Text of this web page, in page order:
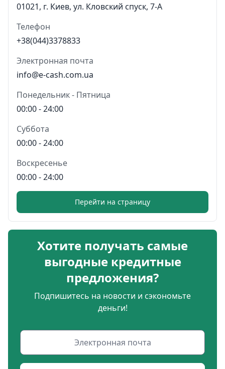
01021, г. Киев, ул. Кловский спуск, 7-А
Телефон
+38(044)3378833
Электронная почта
info@e-cash.com.ua
Понедельник - Пятница
00:00 - 24:00
Суббота
00:00 - 24:00
Воскресенье
00:00 - 24:00
Перейти на страницу
Хотите получать самые
выгодные кредитные
предложения?
Подпишитесь на новости и сэкономьте
деньги!